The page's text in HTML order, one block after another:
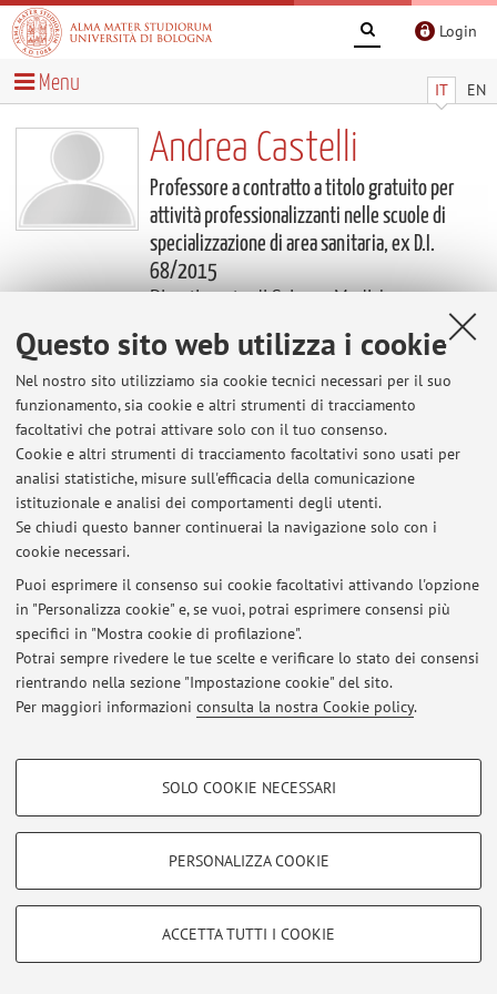
Questo sito web utilizza i cookie
Nel nostro sito utilizziamo sia cookie tecnici necessari per il suo
funzionamento, sia cookie e altri strumenti di tracciamento
facoltativi che potrai attivare solo con il tuo consenso.
Cookie e altri strumenti di tracciamento facoltativi sono usati per
analisi statistiche, misure sull'efficacia della comunicazione
istituzionale e analisi dei comportamenti degli utenti.
Se chiudi questo banner continuerai la navigazione solo con i
cookie necessari.
Puoi esprimere il consenso sui cookie facoltativi attivando l'opzione
in "Personalizza cookie" e, se vuoi, potrai esprimere consensi più
specifici in "Mostra cookie di profilazione".
Potrai sempre rivedere le tue scelte e verificare lo stato dei consensi
rientrando nella sezione "Impostazione cookie" del sito.
Per maggiori informazioni consulta la nostra Cookie policy.
COOKIE DI PROFILAZIONE - FACOLTATIVI
COOKIE TECNICI - NECESSARI
Si tratta di cookie tecnici utilizzati, a titolo esemplificativo, per il corretto
SOLO COOKIE NECESSARI
PERSONALIZZA COOKIE
ACCETTA TUTTI I COOKIE
Login
IT EN
Menu
Andrea Castelli
Professore a contratto a titolo gratuito per
attività professionalizzanti nelle scuole di
specializzazione di area sanitaria, ex D.I.
68/2015
Dipartimento di Scienze Mediche e
Contenuti utili
Al momento non sono presenti contenuti.
Ultimi avvisi
Al momento non sono presenti avvisi.
Area riservata
© 2026 - ALMA MATER STUDIORUM - Università di Bologna - Via
Zamboni, 33 - 40126 Bologna - Partita IVA: 01131710376
|Note legali|Impostazioni Cookie